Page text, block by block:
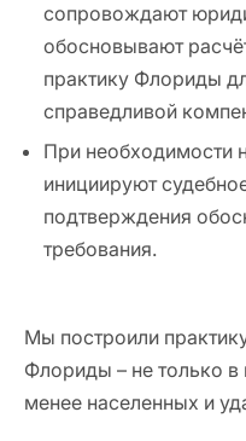
сопровождают
обосновывают
практику Флориды
справедливой
При необходимости
инициируют
подтверждения
требования.
Мы построили
Флориды – не только
менее населенных и